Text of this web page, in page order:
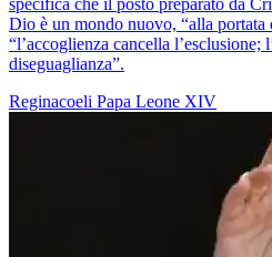
specifica che il posto preparato da
Dio è un mondo nuovo, “alla portata
“l’accoglienza cancella l’esclusione;
diseguaglianza”.
Reginacoeli Papa Leone XIV